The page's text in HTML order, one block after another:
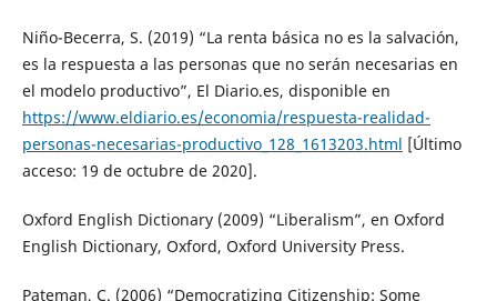
Niño-Becerra, S. (2019) “La renta básica no es la salvación,
es la respuesta a las personas que no serán necesarias en
el modelo productivo”, El Diario.es, disponible en
https://www.eldiario.es/economia/respuesta-realidad-
personas-necesarias-productivo_128_1613203.html [Último
acceso: 19 de octubre de 2020].
Oxford English Dictionary (2009) “Liberalism”, en Oxford
English Dictionary, Oxford, Oxford University Press.
Pateman, C. (2006) “Democratizing Citizenship: Some